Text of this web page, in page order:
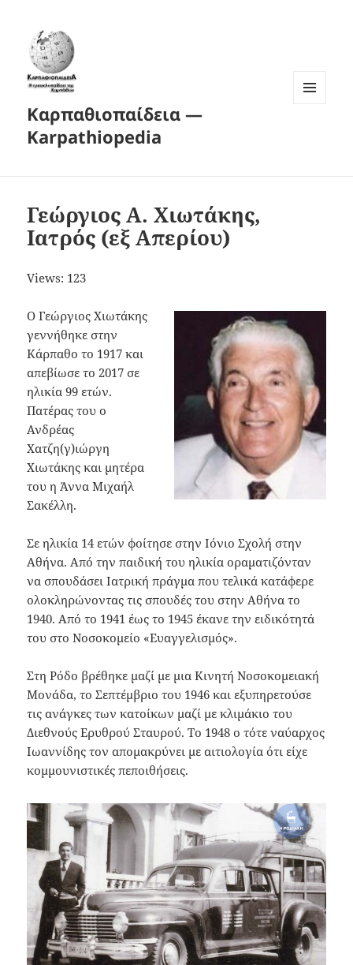
Καρπαθιοπαίδεια —
Karpathiopedia
Γεώργιος Α. Χιωτάκης,
Ιατρός (εξ Απερίου)
Views: 123
Ο Γεώργιος Χιωτάκης
γεννήθηκε στην
Κάρπαθο το 1917 και
απεβίωσε το 2017 σε
ηλικία 99 ετών.
Πατέρας του ο
Ανδρέας
Χατζη(γ)ιώργη
Χιωτάκης και μητέρα
του η Άννα Μιχαήλ
Σακέλλη.
Σε ηλικία 14 ετών φοίτησε στην Ιόνιο Σχολή στην
Αθήνα. Από την παιδική του ηλικία οραματιζόνταν
να σπουδάσει Ιατρική πράγμα που τελικά κατάφερε
ολοκληρώνοντας τις σπουδές του στην Αθήνα το
1940. Από το 1941 έως το 1945 έκανε την ειδικότητά
του στο Νοσοκομείο «Ευαγγελισμός».
Στη Ρόδο βρέθηκε μαζί με μια Κινητή Νοσοκομειακή
Μονάδα, το Σεπτέμβριο του 1946 και εξυπηρετούσε
τις ανάγκες των κατοίκων μαζί με κλιμάκιο του
Διεθνούς Ερυθρού Σταυρού. Το 1948 ο τότε ναύαρχος
Ιωαννίδης τον απομακρύνει με αιτιολογία ότι είχε
κομμουνιστικές πεποιθήσεις.